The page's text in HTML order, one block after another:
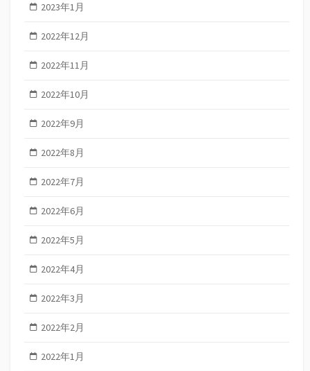
2023年1月
2022年12月
2022年11月
2022年10月
2022年9月
2022年8月
2022年7月
2022年6月
2022年5月
2022年4月
2022年3月
2022年2月
2022年1月